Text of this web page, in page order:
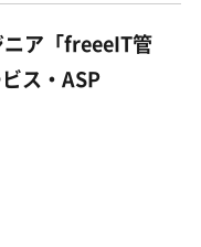
ニア「freeeIT管
ス・ASP